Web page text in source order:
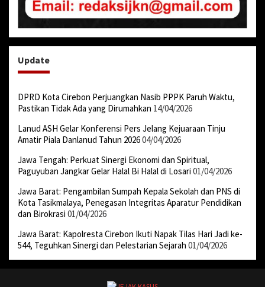
Update
DPRD Kota Cirebon Perjuangkan Nasib PPPK Paruh Waktu,
Pastikan Tidak Ada yang Dirumahkan 14/04/2026
Lanud ASH Gelar Konferensi Pers Jelang Kejuaraan Tinju
Amatir Piala Danlanud Tahun 202604/04/2026
Jawa Tengah: Perkuat Sinergi Ekonomi dan Spiritual,
Paguyuban Jangkar Gelar Halal Bi Halal di Losari 01/04/2026
Jawa Barat: Pengambilan Sumpah Kepala Sekolah dan PNS di
Kota Tasikmalaya, Penegasan Integritas Aparatur Pendidikan
dan Birokrasi 01/04/2026
Jawa Barat: Kapolresta Cirebon Ikuti Napak Tilas Hari Jadi ke-
544, Teguhkan Sinergi dan Pelestarian Sejarah 01/04/2026